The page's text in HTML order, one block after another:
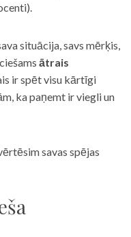
situācija, savs mērķis,
ātrais
ir spēt visu kārtīgi
ka paņemt ir viegli un
savas spējas